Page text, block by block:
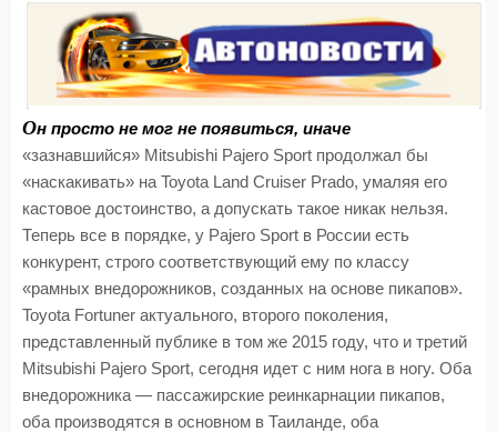
Он просто не мог не появиться, иначе
«зазнавшийся» Mitsubishi Pajero Sport продолжал бы
«наскакивать» на Toyota Land Cruiser Prado, умаляя его
кастовое достоинство, а допускать такое никак нельзя.
Теперь все в порядке, у Pajero Sport в России есть
конкурент, строго соответствующий ему по классу
«рамных внедорожников, созданных на основе пикапов».
Toyota Fortuner актуального, второго поколения,
представленный публике в том же 2015 году, что и третий
Mitsubishi Pajero Sport, сегодня идет с ним нога в ногу. Оба
внедорожника — пассажирские реинкарнации пикапов,
оба производятся в основном в Таиланде, оба